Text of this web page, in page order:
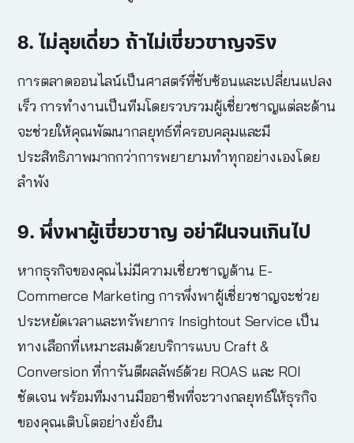
8. ไม่ลุยเดี่ยว ถ้าไม่เชี่ยวชาญจริง
การตลาดออนไลน์เป็นศาสตร์ที่ซับซ้อนและเปลี่ยนแปลง
เร็ว การทำงานเป็นทีมโดยรวบรวมผู้เชี่ยวชาญแต่ละด้าน
จะช่วยให้คุณพัฒนากลยุทธ์ที่ครอบคลุมและมี
ประสิทธิภาพมากกว่าการพยายามทำทุกอย่างเองโดย
ลำพัง
9. พึ่งพาผู้เชี่ยวชาญ อย่าฝืนจนเกินไป
หากธุรกิจของคุณไม่มีความเชี่ยวชาญด้าน E-
Commerce Marketing การพึ่งพาผู้เชี่ยวชาญจะช่วย
ประหยัดเวลาและทรัพยากร Insightout Service เป็น
ทางเลือกที่เหมาะสมด้วยบริการแบบ Craft &
Conversion ที่การันตีผลลัพธ์ด้วย ROAS และ ROI
ชัดเจน พร้อมทีมงานมืออาชีพที่จะวางกลยุทธ์ให้ธุรกิจ
ของคุณเติบโตอย่างยั่งยืน